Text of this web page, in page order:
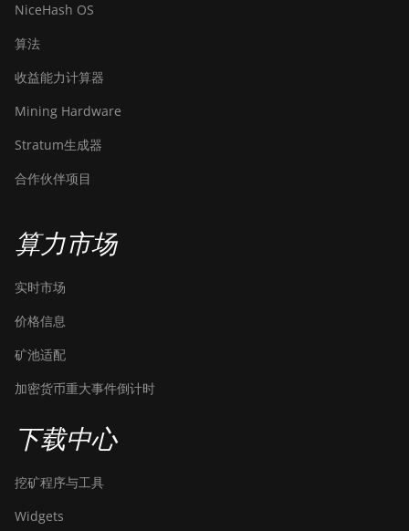
NiceHash OS
算法
收益能力计算器
Mining Hardware
Stratum生成器
合作伙伴项目
算力市场
实时市场
价格信息
矿池适配
加密货币重大事件倒计时
下载中心
挖矿程序与工具
Widgets